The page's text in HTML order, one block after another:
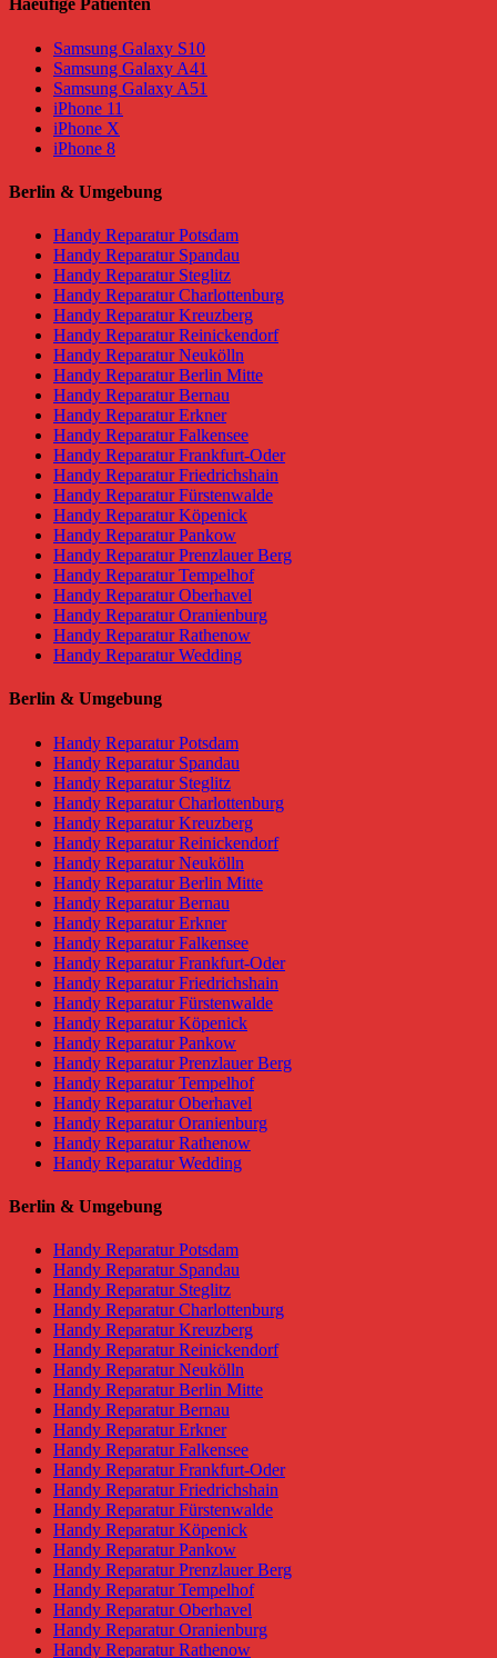
Haeufige Patienten
Samsung Galaxy S10
Samsung Galaxy A41
Samsung Galaxy A51
iPhone 11
iPhone X
iPhone 8
Berlin & Umgebung
Handy Reparatur Potsdam
Handy Reparatur Spandau
Handy Reparatur Steglitz
Handy Reparatur Charlottenburg
Handy Reparatur Kreuzberg
Handy Reparatur Reinickendorf
Handy Reparatur Neukölln
Handy Reparatur Berlin Mitte
Handy Reparatur Bernau
Handy Reparatur Erkner
Handy Reparatur Falkensee
Handy Reparatur Frankfurt-Oder
Handy Reparatur Friedrichshain
Handy Reparatur Fürstenwalde
Handy Reparatur Köpenick
Handy Reparatur Pankow
Handy Reparatur Prenzlauer Berg
Handy Reparatur Tempelhof
Handy Reparatur Oberhavel
Handy Reparatur Oranienburg
Handy Reparatur Rathenow
Handy Reparatur Wedding
Berlin & Umgebung
Handy Reparatur Potsdam
Handy Reparatur Spandau
Handy Reparatur Steglitz
Handy Reparatur Charlottenburg
Handy Reparatur Kreuzberg
Handy Reparatur Reinickendorf
Handy Reparatur Neukölln
Handy Reparatur Berlin Mitte
Handy Reparatur Bernau
Handy Reparatur Erkner
Handy Reparatur Falkensee
Handy Reparatur Frankfurt-Oder
Handy Reparatur Friedrichshain
Handy Reparatur Fürstenwalde
Handy Reparatur Köpenick
Handy Reparatur Pankow
Handy Reparatur Prenzlauer Berg
Handy Reparatur Tempelhof
Handy Reparatur Oberhavel
Handy Reparatur Oranienburg
Handy Reparatur Rathenow
Handy Reparatur Wedding
Berlin & Umgebung
Handy Reparatur Potsdam
Handy Reparatur Spandau
Handy Reparatur Steglitz
Handy Reparatur Charlottenburg
Handy Reparatur Kreuzberg
Handy Reparatur Reinickendorf
Handy Reparatur Neukölln
Handy Reparatur Berlin Mitte
Handy Reparatur Bernau
Handy Reparatur Erkner
Handy Reparatur Falkensee
Handy Reparatur Frankfurt-Oder
Handy Reparatur Friedrichshain
Handy Reparatur Fürstenwalde
Handy Reparatur Köpenick
Handy Reparatur Pankow
Handy Reparatur Prenzlauer Berg
Handy Reparatur Tempelhof
Handy Reparatur Oberhavel
Handy Reparatur Oranienburg
Handy Reparatur Rathenow